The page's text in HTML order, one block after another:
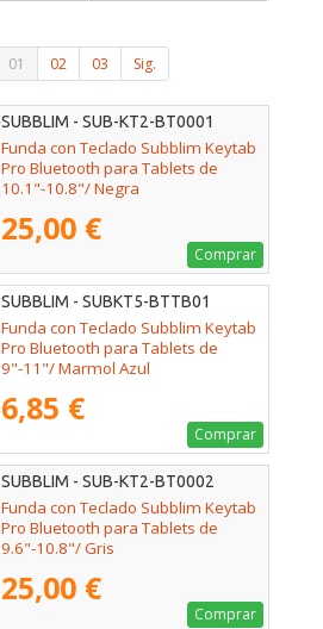
01 02 03 Sig.
SUBBLIM - SUB-KT2-BT0001
Funda con Teclado Subblim Keytab
Pro Bluetooth para Tablets de
10.1"-10.8"/ Negra
25,00 €
Comprar
SUBBLIM - SUBKT5-BTTB01
Funda con Teclado Subblim Keytab
Pro Bluetooth para Tablets de
9"-11"/ Marmol Azul
6,85 €
Comprar
SUBBLIM - SUB-KT2-BT0002
Funda con Teclado Subblim Keytab
Pro Bluetooth para Tablets de
9.6"-10.8"/ Gris
25,00 €
Comprar